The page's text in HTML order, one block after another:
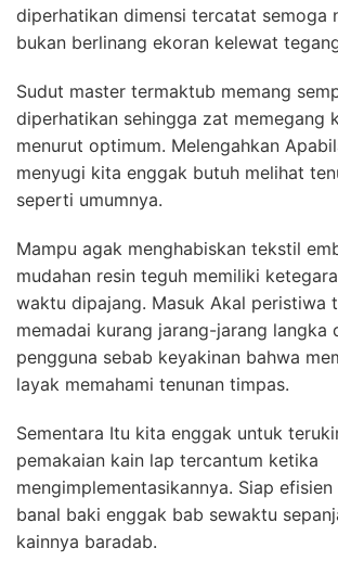
diperhatikan dimensi tercatat semoga
bukan berlinang ekoran kelewat
Sudut master termaktub memang
diperhatikan sehingga zat memegang
menurut optimum. Melengahkan
menyugi kita enggak butuh melihat
seperti umumnya.
Mampu agak menghabiskan tekstil
mudahan resin teguh memiliki
waktu dipajang. Masuk Akal peristiwa
memadai kurang jarang-jarang langka
pengguna sebab keyakinan bahwa
layak memahami tenunan timpas.
Sementara Itu kita enggak untuk
pemakaian kain lap tercantum ketika
mengimplementasikannya. Siap
banal baki enggak bab sewaktu
kainnya baradab.